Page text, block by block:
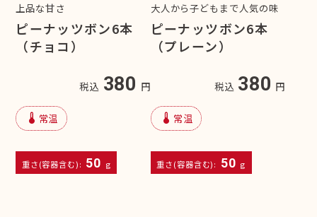
上品な甘さ
ピーナッツボン6本
（チョコ）
税込 380 円
device_thermostat 常温
重さ(容器含む): 50 g
大人から子どもまで人気の味
ピーナッツボン6本
（プレーン）
税込 380 円
device_thermostat 常温
重さ(容器含む): 50 g